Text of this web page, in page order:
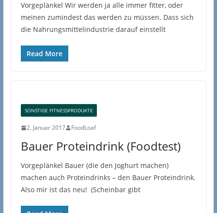
Vorgeplänkel Wir werden ja alle immer fitter, oder
meinen zumindest das werden zu müssen. Dass sich
die Nahrungsmittelindustrie darauf einstellt
Read More
SONSTIGE FITNESSPRODUKTE
2. Januar 2017 FoodLoaf
Bauer Proteindrink (Foodtest)
Vorgeplänkel Bauer (die den Joghurt machen)
machen auch Proteindrinks – den Bauer Proteindrink.
Also mir ist das neu! (Scheinbar gibt